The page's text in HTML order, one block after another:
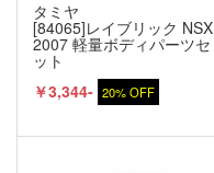
タミヤ
[84065]レイブリック NSX
2007 軽量ボディパーツセ
ット
￥3,344- 20% OFF